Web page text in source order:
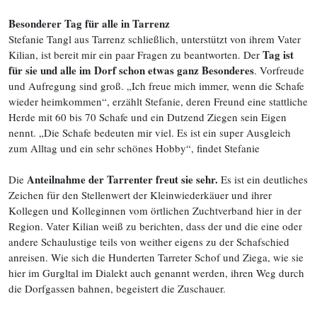
Besonderer Tag für alle in Tarrenz
Stefanie Tangl aus Tarrenz schließlich, unterstützt von ihrem Vater
Kilian, ist bereit mir ein paar Fragen zu beantworten. Der Tag ist
für sie und alle im Dorf schon etwas ganz Besonderes. Vorfreude
und Aufregung sind groß. „Ich freue mich immer, wenn die Schafe
wieder heimkommen“, erzählt Stefanie, deren Freund eine stattliche
Herde mit 60 bis 70 Schafe und ein Dutzend Ziegen sein Eigen
nennt. „Die Schafe bedeuten mir viel. Es ist ein super Ausgleich
zum Alltag und ein sehr schönes Hobby“, findet Stefanie
Die Anteilnahme der Tarrenter freut sie sehr. Es ist ein deutliches
Zeichen für den Stellenwert der Kleinwiederkäuer und ihrer
Kollegen und Kolleginnen vom örtlichen Zuchtverband hier in der
Region. Vater Kilian weiß zu berichten, dass der und die eine oder
andere Schaulustige teils von weither eigens zu der Schafschied
anreisen. Wie sich die Hunderten Tarreter Schof und Ziega, wie sie
hier im Gurgltal im Dialekt auch genannt werden, ihren Weg durch
die Dorfgassen bahnen, begeistert die Zuschauer.